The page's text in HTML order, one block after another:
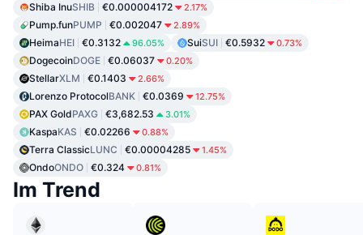
Shiba InuSHIB €0.000004172 2.17%
Pump.funPUMP €0.002047 2.89%
HeimaHEI €0.3132 96.05% SuiSUI €0.5932 0.73%
DogecoinDOGE €0.06037 0.20%
StellarXLM €0.1403 2.66%
Lorenzo ProtocolBANK €0.0369 12.75%
PAX GoldPAXG €3,682.53 3.01%
KaspaKAS €0.02266 0.88%
Terra ClassicLUNC €0.00004285 1.45%
OndoONDO €0.324 0.81%
Im Trend